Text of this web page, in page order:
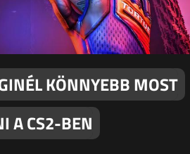
KÖNNYEBB MOST
A CS2-BEN